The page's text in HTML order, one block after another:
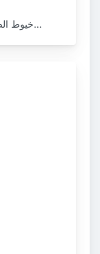
خيوط الصندوق: الوصل القوي وال…